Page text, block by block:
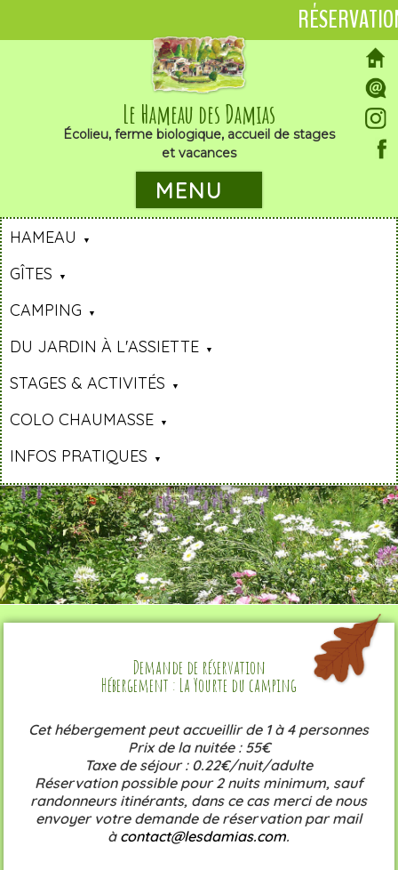
Le Hameau des Damias
Écolieu, ferme biologique, accueil de stages
et vacances
MENU
HAMEAU
GÎTES
CAMPING
DU JARDIN À L'ASSIETTE
STAGES & ACTIVITÉS
COLO CHAUMASSE
INFOS PRATIQUES
Demande de réservation
Hébergement : La Yourte du camping
Cet hébergement peut accueillir de 1 à 4 personnes
Prix de la nuitée : 55€
Taxe de séjour : 0.22€/nuit/adulte
Réservation possible pour 2 nuits minimum, sauf
randonneurs itinérants, dans ce cas merci de nous
envoyer votre demande de réservation par mail
à contact@lesdamias.com.